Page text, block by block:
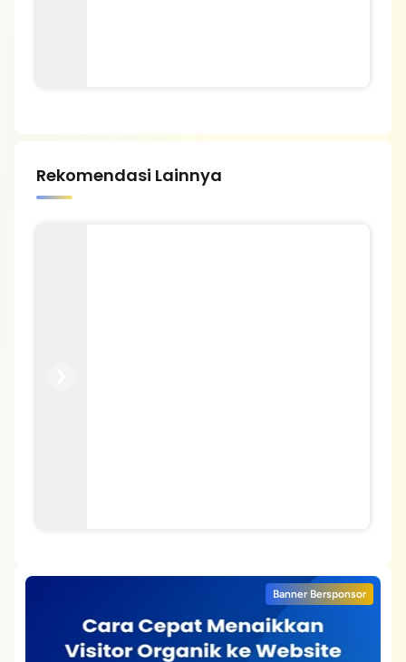
Rekomendasi Lainnya
Banner Bersponsor